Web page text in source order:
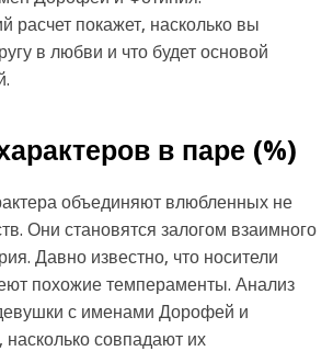
расчет покажет, насколько вы
в любви и что будет основой
в паре (%)
объединяют влюбленных не
Они становятся залогом взаимного
Давно известно, что носители
похожие темпераменты. Анализ
с именами Дорофей и
насколько совпадают их